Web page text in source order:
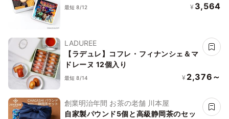
最短 8/12 ¥ 3,564
LADUREE
【ラデュレ】コフレ・フィナンシェ＆マ
ドレーヌ 12個入り
最短 8/14 ¥ 2,376～
創業明治年間 お茶の老舗 川本屋
自家製パウンド5個と高級静岡茶のセッ